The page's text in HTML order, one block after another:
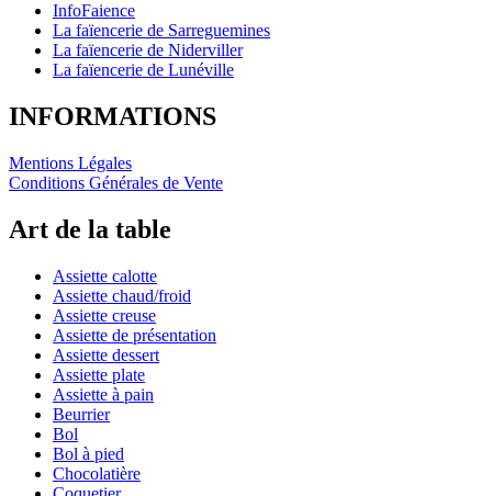
InfoFaience
La faïencerie de Sarreguemines
La faïencerie de Niderviller
La faïencerie de Lunéville
INFORMATIONS
Mentions Légales
Conditions Générales de Vente
Art de la table
Assiette calotte
Assiette chaud/froid
Assiette creuse
Assiette de présentation
Assiette dessert
Assiette plate
Assiette à pain
Beurrier
Bol
Bol à pied
Chocolatière